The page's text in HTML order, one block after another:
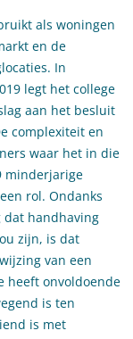
als woningen
en de
In
legt het college
aan het besluit
complexiteit en
waar het in die
minderjarige
rol. Ondanks
dat handhaving
zijn, is dat
van een
heeft onvoldoende
is ten
is met